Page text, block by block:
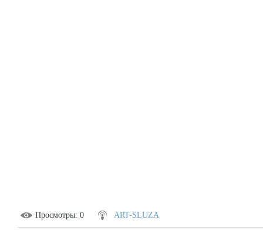
Просмотры: 0 ART-SLUZA